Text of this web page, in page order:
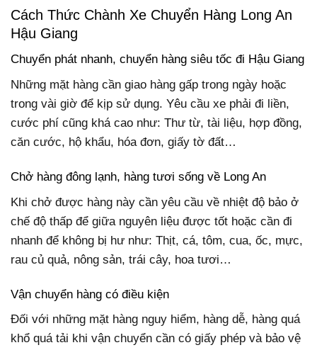
Cách Thức Chành Xe Chuyển Hàng Long An
Hậu Giang
Chuyển phát nhanh, chuyển hàng siêu tốc đi Hậu Giang
Những mặt hàng cần giao hàng gấp trong ngày hoặc
trong vài giờ để kịp sử dụng. Yêu cầu xe phải đi liền,
cước phí cũng khá cao như: Thư từ, tài liệu, hợp đồng,
căn cước, hộ khẩu, hóa đơn, giấy tờ đất…
Chở hàng đông lạnh, hàng tươi sống về Long An
Khi chở được hàng này cần yêu cầu về nhiệt độ bảo ở
chế độ thấp để giữa nguyên liệu được tốt hoặc cần đi
nhanh để không bị hư như: Thịt, cá, tôm, cua, ốc, mực,
rau củ quả, nông sản, trái cây, hoa tươi…
Vận chuyển hàng có điều kiện
Đối với những mặt hàng nguy hiểm, hàng dễ, hàng quá
khổ quá tải khi vận chuyển cần có giấy phép và bảo vệ